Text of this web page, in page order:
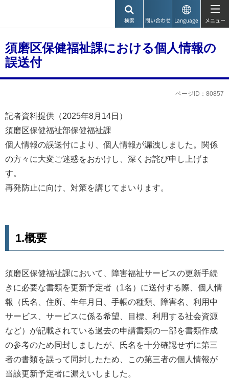
検索 問い合わせ Language メニュー
須磨区保健福祉課における個人情報の
誤送付
ページID：80857
記者資料提供（2025年8月14日）
須磨区保健福祉部保健福祉課
個人情報の誤送付により、個人情報が漏洩しました。関係
の方々に大変ご迷惑をおかけし、深くお詫び申し上げま
す。
再発防止に向け、対策を講じてまいります。
1.概要
須磨区保健福祉課において、障害福祉サービスの更新手続
きに必要な書類を更新予定者（1名）に送付する際、個人情
報（氏名、住所、生年月日、手帳の種類、障害名、利用中
サービス、サービスに係る希望、目標、利用する社会資源
など）が記載されている過去の申請書類の一部を書類作成
の参考のため同封しましたが、氏名を十分確認せずに第三
者の書類を誤って同封したため、この第三者の個人情報が
当該更新予定者に漏えいしました。